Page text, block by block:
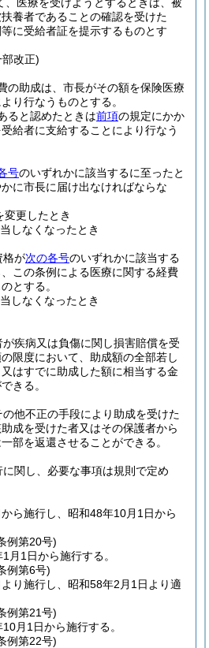
養者であることの確認を受けた
等に受給者証を提示するものとす
改正)
の助成は、市長がその額を保険医療
り行なうものとする。
ると認めたときは前項の規定にかか
給者に支給することにより行なう
号のいずれかに該当するに至ったと
に市長に届け出なければならな
変更したとき
しなくなったとき
格が次の各号のいずれかに該当する
この条例による医療に関する経費
とする。
しなくなったとき
疾病又は負傷に関し損害賠償を受
限度において、助成額の全部若し
はすでに助成した額に相当する金
きる。
他不正の手段により助成を受けた
成を受けた者又はその保護者から
部を返還させることができる。
に関し、必要な事項は規則で定め
ら施行し、昭和48年10月1日から
例第20号)
月1日から施行する。
例第6号)
り施行し、昭和58年2月1日より適
例第21号)
月1日から施行する。
例第22号)